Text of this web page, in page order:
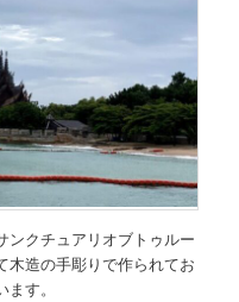
ンクチュアリオブトゥルー
木造の手彫りで作られてお
す。